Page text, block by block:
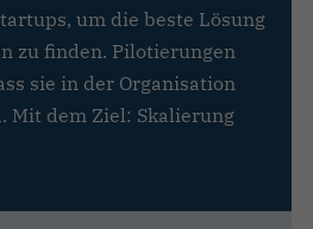
um die beste Lösung
zu finden. Pilotierungen
sie in der Organisation
Mit dem Ziel: Skalierung